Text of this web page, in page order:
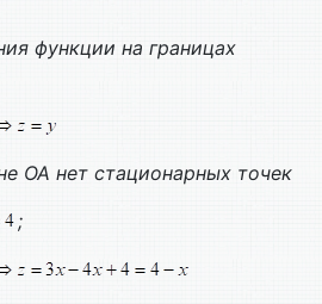
функции на границах
ОА нет стационарных точек
;